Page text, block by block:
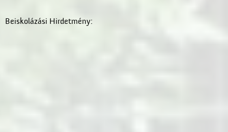
Beiskolázási Hirdetmény: